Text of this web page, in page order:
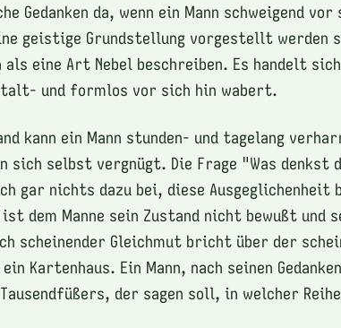
Gedanken da, wenn ein Mann schweigend
geistige Grundstellung vorgestellt werden
als eine Art Nebel beschreiben. Es handelt
und formlos vor sich hin wabert.
kann ein Mann stunden- und tagelang
sich selbst vergnügt. Die Frage "Was denkst
gar nichts dazu bei, diese Ausgeglichenheit
dem Manne sein Zustand nicht bewußt und
scheinender Gleichmut bricht über der
Kartenhaus. Ein Mann, nach seinen
der sagen soll, in welcher